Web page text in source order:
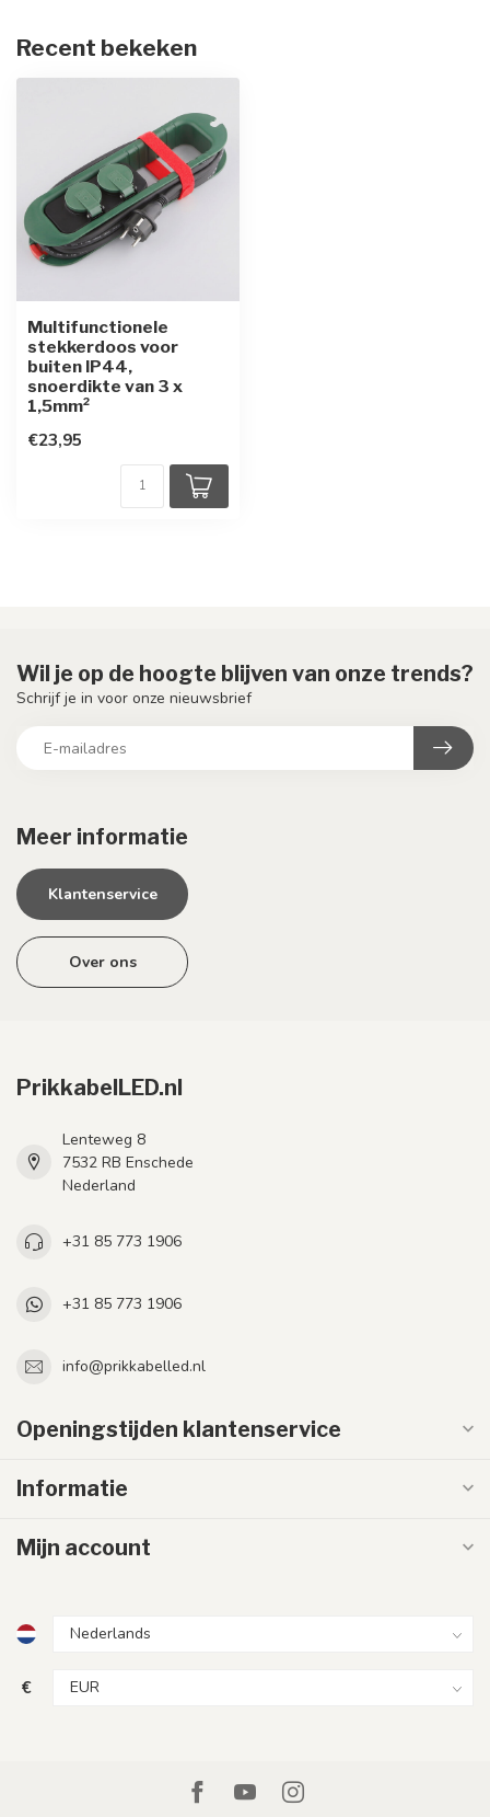
Recent bekeken
Multifunctionele
stekkerdoos voor
buiten IP44,
snoerdikte van 3 x
1,5mm²
€23,95
Meer informatie
Klantenservice
Over ons
Wil je op de hoogte blijven van onze trends?
Schrijf je in voor onze nieuwsbrief
PrikkabelLED.nl
Lenteweg 8
7532 RB Enschede
Nederland
+31 85 773 1906
+31 85 773 1906
info@prikkabelled.nl
Openingstijden klantenservice
Informatie
Mijn account
€